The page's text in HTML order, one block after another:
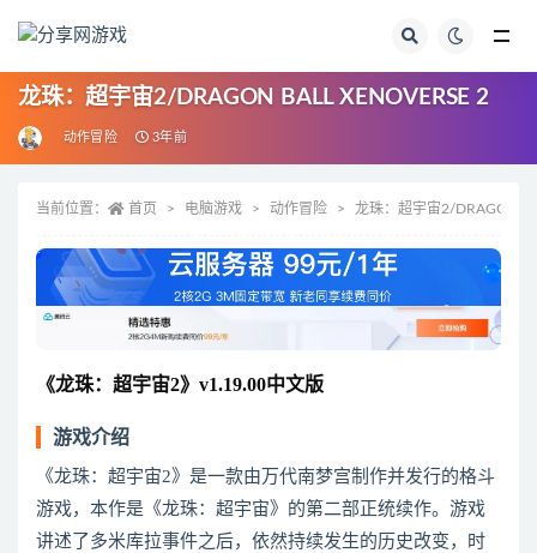
龙珠：超宇宙2/DRAGON BALL XENOVERSE 2
动作冒险 3年前
当前位置： 首页 电脑游戏 动作冒险 龙珠：超宇宙2/DRAGON
《龙珠：超宇宙2》v1.19.00中文版
游戏介绍
《龙珠：超宇宙2》是一款由万代南梦宫制作并发行的格斗
游戏，本作是《龙珠：超宇宙》的第二部正统续作。游戏
讲述了多米库拉事件之后，依然持续发生的历史改变，时